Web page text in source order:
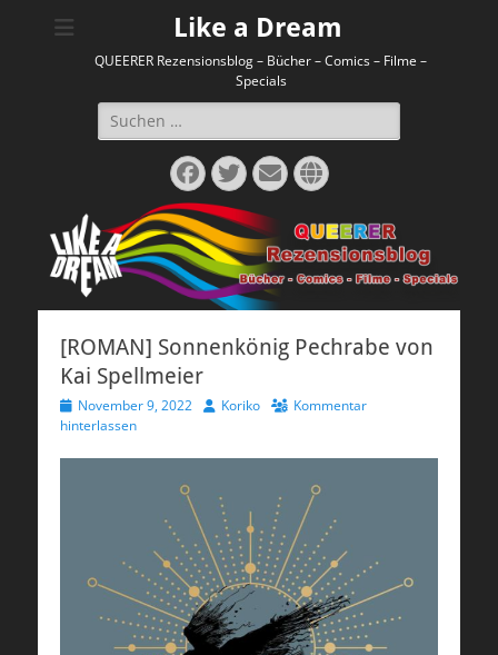
Like a Dream
QUEERER Rezensionsblog – Bücher – Comics – Filme –
Specials
Suchen
nach:
Facebook
Twitter
E-
Mail
Website
[ROMAN] Sonnenkönig Pechrabe von
Kai Spellmeier
Veröffentlicht
am
November 9, 2022 AutorKoriko
Kommentar
hinterlassen